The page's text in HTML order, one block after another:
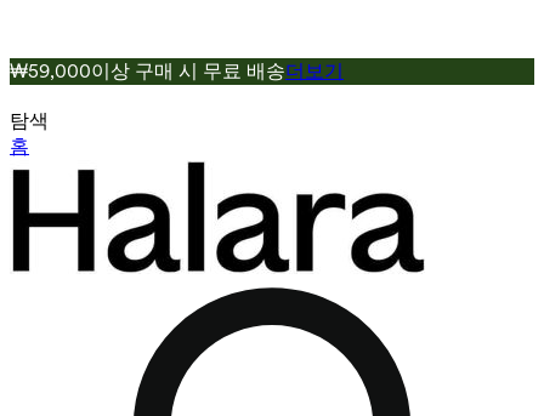
₩59,000이상 구매 시 무료 배송더보기
탐색
홈